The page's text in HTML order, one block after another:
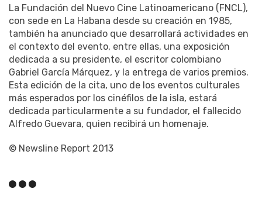
La Fundación del Nuevo Cine Latinoamericano (FNCL),
con sede en La Habana desde su creación en 1985,
también ha anunciado que desarrollará actividades en
el contexto del evento, entre ellas, una exposición
dedicada a su presidente, el escritor colombiano
Gabriel García Márquez, y la entrega de varios premios.
Esta edición de la cita, uno de los eventos culturales
más esperados por los cinéfilos de la isla, estará
dedicada particularmente a su fundador, el fallecido
Alfredo Guevara, quien recibirá un homenaje.
© Newsline Report 2013